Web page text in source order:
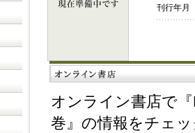
刊行年
オンライン書店で
巻』の情報をチェ